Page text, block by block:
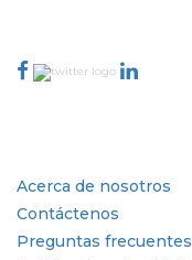
Acerca de nosotros
Contáctenos
Preguntas frecuentes